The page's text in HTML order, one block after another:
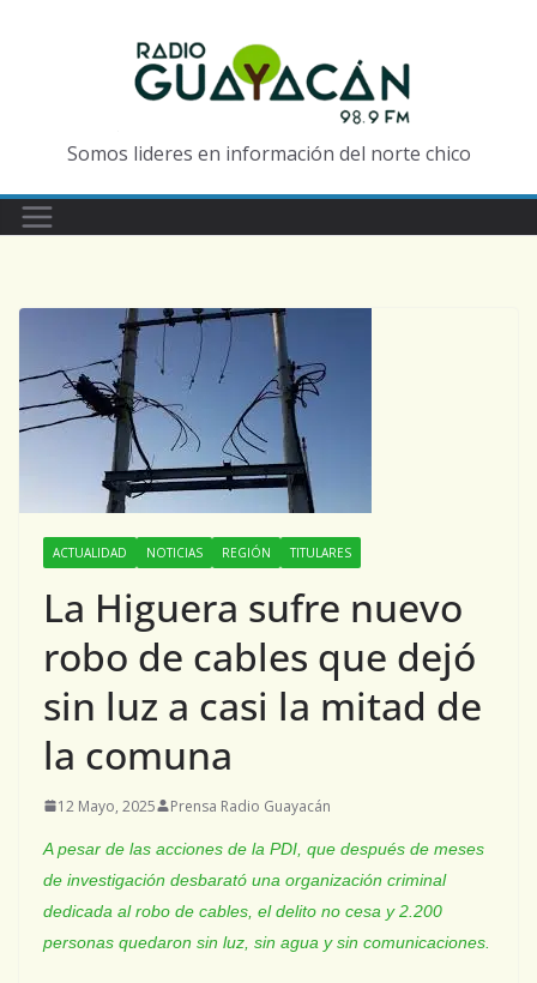
Somos lideres en información del norte chico
ACTUALIDAD NOTICIAS REGIÓN TITULARES
La Higuera sufre nuevo
robo de cables que dejó
sin luz a casi la mitad de
la comuna
12 Mayo, 2025 Prensa Radio Guayacán
A pesar de las acciones de la PDI, que después de meses
de investigación desbarató una organización criminal
dedicada al robo de cables, el delito no cesa y 2.200
personas quedaron sin luz, sin agua y sin comunicaciones.